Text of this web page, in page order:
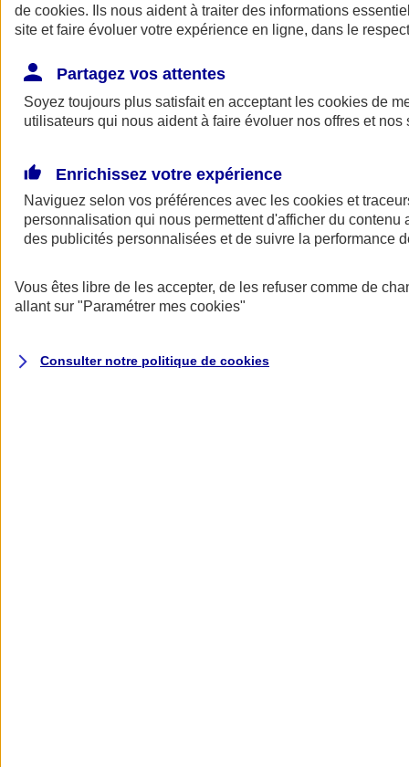
AXA Assurance
de cookies. Ils nous aident à traiter des informations
site et faire évoluer votre expérience en ligne, dans le
Partagez vos attentes
Soyez toujours plus satisfait en acceptant les cookies de
utilisateurs qui nous aident à faire évoluer nos offres et nos
Enrichissez votre expérience
Naviguez selon vos préférences avec les cookies et
personnalisation qui nous permettent d'afficher du contenu
des publicités personnalisées et de suivre la performance
Vous êtes libre de les accepter, de les refuser comme de
allant sur "Paramétrer mes cookies"
Consulter notre politique de cookies